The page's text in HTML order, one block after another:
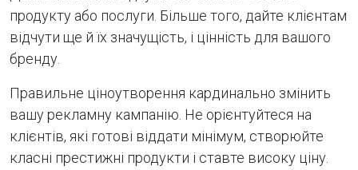
продукту або послуги. Більше того, дайте клієнтам
відчути ще й їх значущість, і цінність для вашого
бренду.
Правильне ціноутворення кардинально змінить
вашу рекламну кампанію. Не орієнтуйтеся на
клієнтів, які готові віддати мінімум, створюйте
класні престижні продукти і ставте високу ціну.